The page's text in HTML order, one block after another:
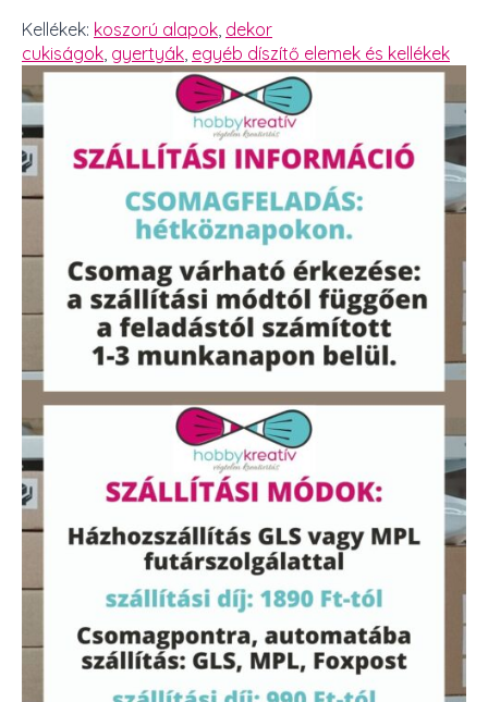
Kellékek: koszorú alapok dekor
cukiságok gyertyák egyéb díszítő elemek és kellékek